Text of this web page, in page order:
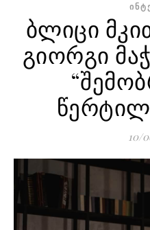
ბლიცი
გიორგი
10/